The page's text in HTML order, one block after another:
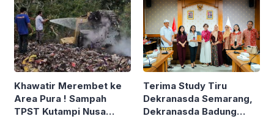
Khawatir Merembet ke
Area Pura ! Sampah
TPST Kutampi Nusa
Terima Study Tiru
Dekranasda Semarang,
Dekranasda Badung